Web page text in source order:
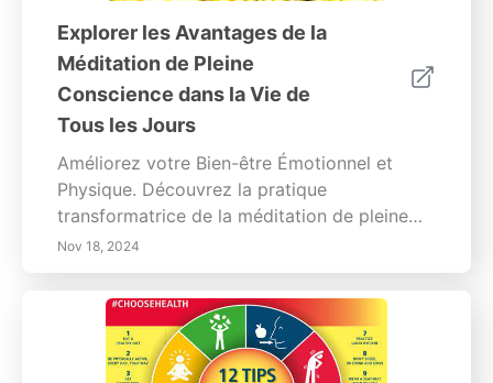
Explorer les Avantages de la
Méditation de Pleine
Conscience dans la Vie de
Tous les Jours
Améliorez votre Bien-être Émotionnel et
Physique. Découvrez la pratique
transformatrice de la méditation de pleine
conscience, conçue pour vous aider à vous
concentrer sur le moment présent sans
jugement. Cette approche holistique cultive
une conscience émotionnelle accrue et des
bienfaits pour la santé physique, allant de la
réduction du stress et de l'anxiété à
Nov 18, 2024